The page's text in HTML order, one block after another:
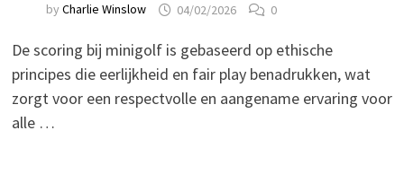
by Charlie Winslow 04/02/2026 0
De scoring bij minigolf is gebaseerd op ethische
principes die eerlijkheid en fair play benadrukken, wat
zorgt voor een respectvolle en aangename ervaring voor
alle …